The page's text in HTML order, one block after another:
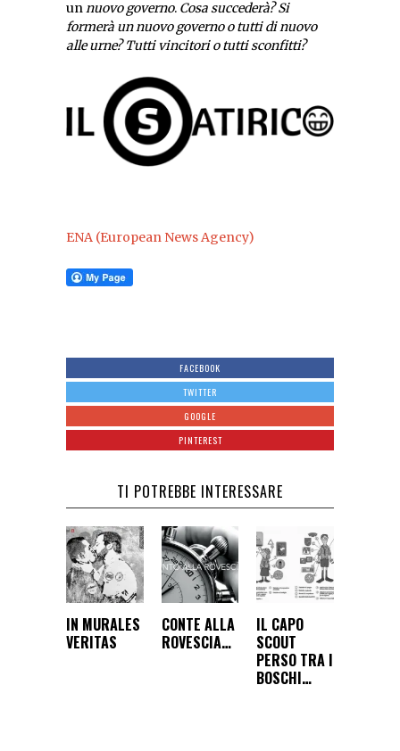
unnuovo governo. Cosa succederà? Si
formerà un nuovo governo o tutti di nuovo
alle urne? Tutti vincitori o tutti sconfitti?
ENA (European News Agency)
FACEBOOK
TWITTER
GOOGLE
PINTEREST
TI POTREBBE INTERESSARE
IN MURALES
VERITAS
CONTE ALLA
ROVESCIA…
IL CAPO
SCOUT
PERSO TRA I
BOSCHI…